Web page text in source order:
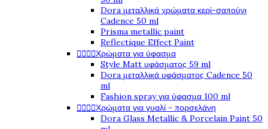
Dora μεταλλικά χρώματα κερί-σαπούνι
Cadence 50 ml
Prisma metallic paint
Reflectique Effect Paint
Χρώματα για ύφασμα
Style Matt υφάσματος 59 ml
Dora μεταλλικά υφάσματος Cadence 50
ml
Fashion spray για ύφασμα 100 ml
Χρώματα για γυαλί - πορσελάνη
Dora Glass Metallic & Porcelain Paint 50